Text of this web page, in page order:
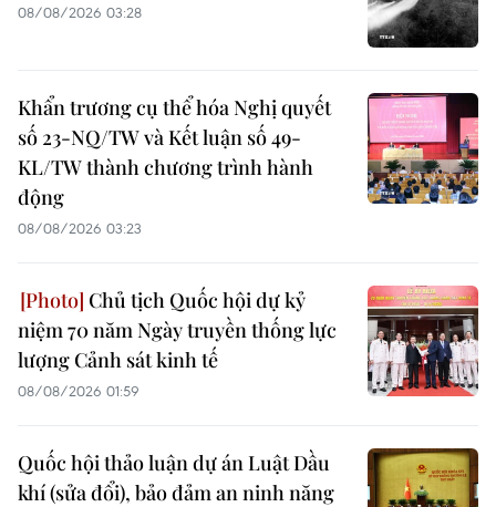
08/08/2026 03:28
Khẩn trương cụ thể hóa Nghị quyết
số 23-NQ/TW và Kết luận số 49-
KL/TW thành chương trình hành
động
08/08/2026 03:23
Chủ tịch Quốc hội dự kỷ
niệm 70 năm Ngày truyền thống lực
lượng Cảnh sát kinh tế
08/08/2026 01:59
Quốc hội thảo luận dự án Luật Dầu
khí (sửa đổi), bảo đảm an ninh năng